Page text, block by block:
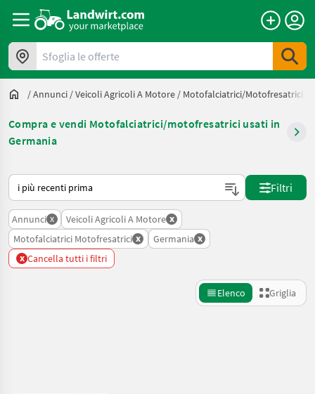
Sfoglia le offerte
/Annunci /Veicoli Agricoli A Motore / Motofalciatrici/motofresatrici
Compra e vendi Motofalciatrici/motofresatrici usati in
Germania
Ecco come viene ordinato su Landwirt.com
Filtri
Annunci x Veicoli Agricoli A Motore x
Motofalciatrici Motofresatrici x Germania x
x Cancella tutti i filtri
Elenco Griglia